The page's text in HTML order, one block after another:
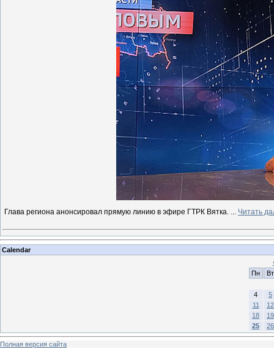
Глава региона анонсировал прямую линию в эфире ГТРК Вятка. ... Читать
Calendar
Пн
Вт
4
5
11
12
18
19
25
26
Полная версия сайта